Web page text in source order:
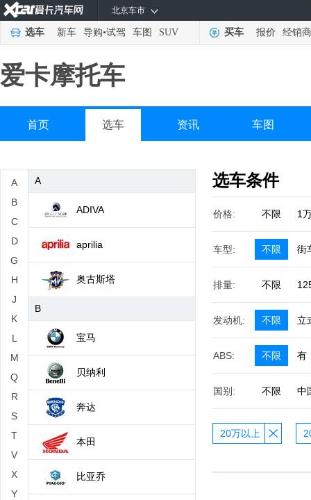
北京车市
选车 新车 导购•试驾 车图 SUV 买车 报价 经销商
爱卡摩托车
首页 选车 资讯 车图
A
B
C
D
G
H
J
K
L
M
Q
R
S
T
V
X
Y
A
ADIVA
aprilia
奥古斯塔
B
宝马
贝纳利
奔达
本田
比亚乔
选车条件
价格: 不限 1
车型: 不限 街
排量: 不限
发动机: 不限 立
ABS: 不限 有
国别: 不限 中
20万以上